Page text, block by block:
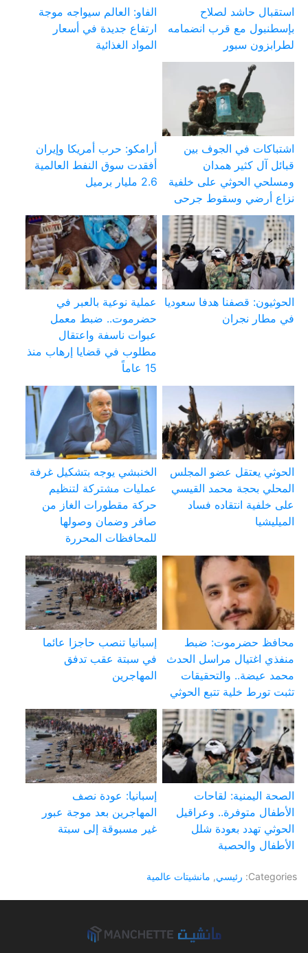
استقبال حاشد لصلاح
بإسطنبول مع قرب انضمامه
لطرابزون سبور
الفاو: العالم سيواجه موجة
ارتفاع جديدة في أسعار
المواد الغذائية
اشتباكات في الجوف بين
قبائل آل كثير همدان
ومسلحي الحوثي على خلفية
نزاع أرضي وسقوط جرحى
أرامكو: حرب أمريكا وإيران
أفقدت سوق النفط العالمية
2.6 مليار برميل
الحوثيون: قصفنا هدفا سعوديا
في مطار نجران
عملية نوعية بالعبر في
حضرموت.. ضبط معمل
عبوات ناسفة واعتقال
مطلوب في قضايا إرهاب منذ
15 عاماً
الحوثي يعتقل عضو المجلس
المحلي بحجة محمد القيسي
على خلفية انتقاده فساد
الميليشيا
الخنبشي يوجه بتشكيل غرفة
عمليات مشتركة لتنظيم
حركة مقطورات الغاز من
صافر وضمان وصولها
للمحافظات المحررة
محافظ حضرموت: ضبط
منفذي اغتيال مراسل الحدث
محمد عيضة.. والتحقيقات
تثبت تورط خلية تتبع الحوثي
إسبانيا تنصب حاجزا عائما
في سبتة عقب تدفق
المهاجرين
الصحة اليمنية: لقاحات
الأطفال متوفرة.. وعراقيل
الحوثي تهدد بعودة شلل
الأطفال والحصبة
إسبانيا: عودة نصف
المهاجرين بعد موجة عبور
غير مسبوقة إلى سبتة
Categories: رئيسي, مانشيتات عالمية